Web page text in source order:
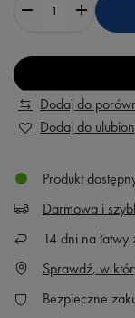
Dodaj do
Dodaj do
Produkt
Darmowa i
14 dni na łatwy
Sprawdź, w
Bezpieczne